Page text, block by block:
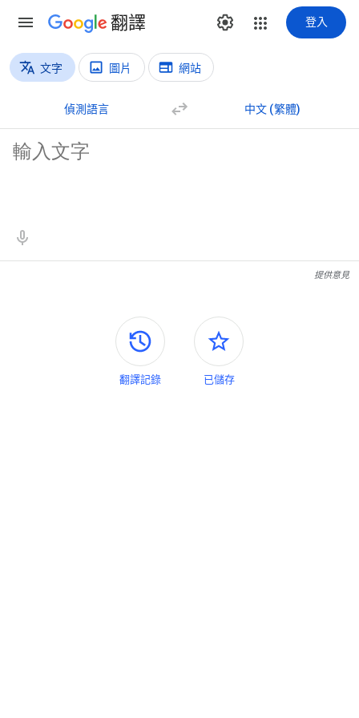
翻譯 登入
翻譯類型
文字 圖片 網站
偵測語言 中文 (繁體)
提供意見
側邊面板
翻譯記錄 已儲存